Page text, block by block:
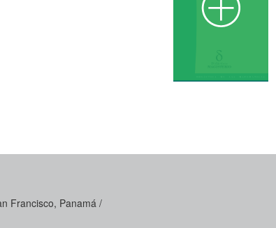
Francisco, Panamá /